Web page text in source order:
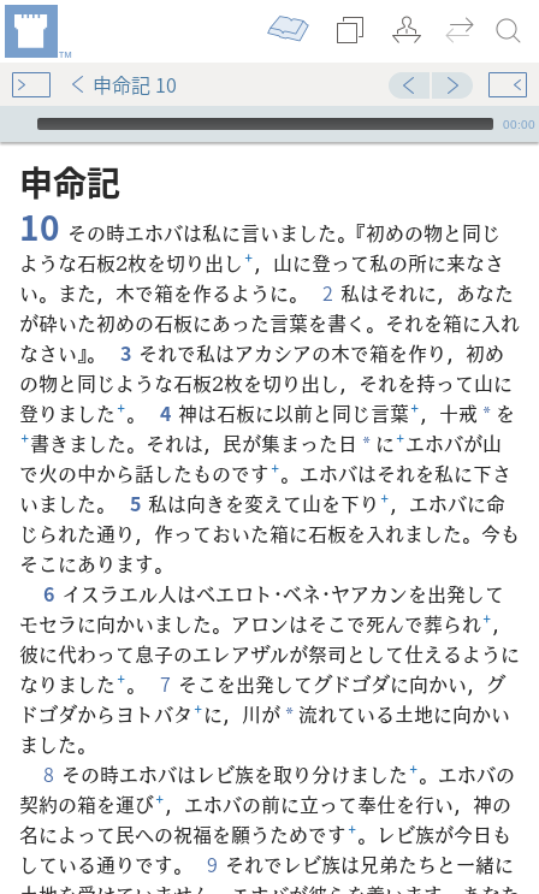
申命記 10
Audio Player
00:00
申命記
10 その時エホバは私に言いました。『初めの物と同じ
ような石板2枚を切り出し+，山に登って私の所に来なさ
い。また，木で箱を作るように。
2 私はそれに，あなた
が砕いた初めの石板にあった言葉を書く。それを箱に入れ
なさい』。
3 それで私はアカシアの木で箱を作り，初め
の物と同じような石板2枚を切り出し，それを持って山に
登りました+。 4 神は石板に以前と同じ言葉+，十戒 * を
+書きました。それは，民が集まった日 * に+エホバが山
で火の中から話したものです+。エホバはそれを私に下さ
いました。
5 私は向きを変えて山を下り +，エホバに命
じられた通り，作っておいた箱に石板を入れました。今も
そこにあります。
6 イスラエル人はベエロト･ベネ･ヤアカンを出発して
モセラに向かいました。アロンはそこで死んで葬られ+，
彼に代わって息子のエレアザルが祭司として仕えるように
なりました+。 7 そこを出発してグドゴダに向かい，グ
ドゴダからヨトバタ+に，川が * 流れている土地に向かい
ました。
8 その時エホバはレビ族を取り分けました+。エホバの
契約の箱を運び+，エホバの前に立って奉仕を行い，神の
名によって民への祝福を願うためです+。レビ族が今日も
している通りです。
9 それでレビ族は兄弟たちと一緒に